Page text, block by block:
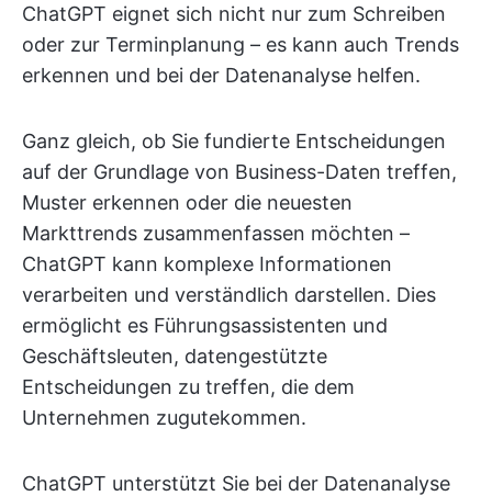
ChatGPT eignet sich nicht nur zum Schreiben
oder zur Terminplanung – es kann auch Trends
erkennen und bei der Datenanalyse helfen.
Ganz gleich, ob Sie fundierte Entscheidungen
auf der Grundlage von Business-Daten treffen,
Muster erkennen oder die neuesten
Markttrends zusammenfassen möchten –
ChatGPT kann komplexe Informationen
verarbeiten und verständlich darstellen. Dies
ermöglicht es Führungsassistenten und
Geschäftsleuten, datengestützte
Entscheidungen zu treffen, die dem
Unternehmen zugutekommen.
ChatGPT unterstützt Sie bei der Datenanalyse